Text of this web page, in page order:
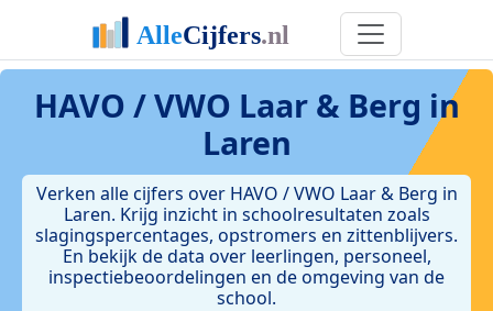
HAVO / VWO Laar & Berg in
Laren
Verken alle cijfers over HAVO / VWO Laar & Berg in
Laren. Krijg inzicht in schoolresultaten zoals
slagingspercentages, opstromers en zittenblijvers.
En bekijk de data over leerlingen, personeel,
inspectiebeoordelingen en de omgeving van de
school.